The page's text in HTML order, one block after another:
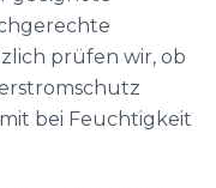
prüfen wir, ob
bei Feuchtigkeit